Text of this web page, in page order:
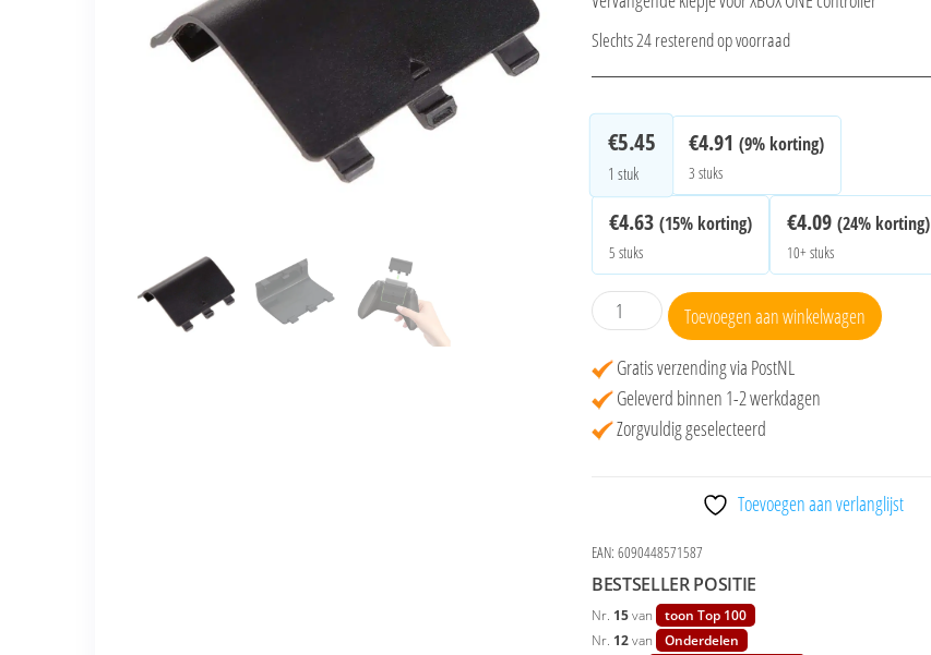
Slechts 24 resterend op voorraad
€5.45
1 stuk
€4.91 (9% korting)
3 stuks
€4.63 (15% korting)
5 stuks
€4.09 (24% korting)
10+ stuks
Batterij
klepje
XBOX
one
controller
Toevoegen aan winkelwagen
Gratis verzending via PostNL
Geleverd binnen 1-2 werkdagen
Zorgvuldig geselecteerd
Toevoegen aan verlanglijst
EAN: 6090448571587
BESTSELLER POSITIE
Nr. 15van
toon Top 100
Nr. 12van
Onderdelen